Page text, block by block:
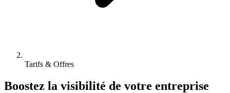
Tarifs & Offres
Boostez la visibilité de votre entreprise